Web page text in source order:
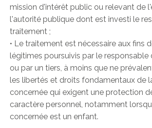
mission d'intérêt public ou relevant de
l'autorité publique dont est investi le
traitement ;
• Le traitement est nécessaire aux fins
légitimes poursuivis par le
ou par un tiers, à moins que ne
les libertés et droits fondamentaux de
concernée qui exigent une protection
caractère personnel, notamment
concernée est un enfant.